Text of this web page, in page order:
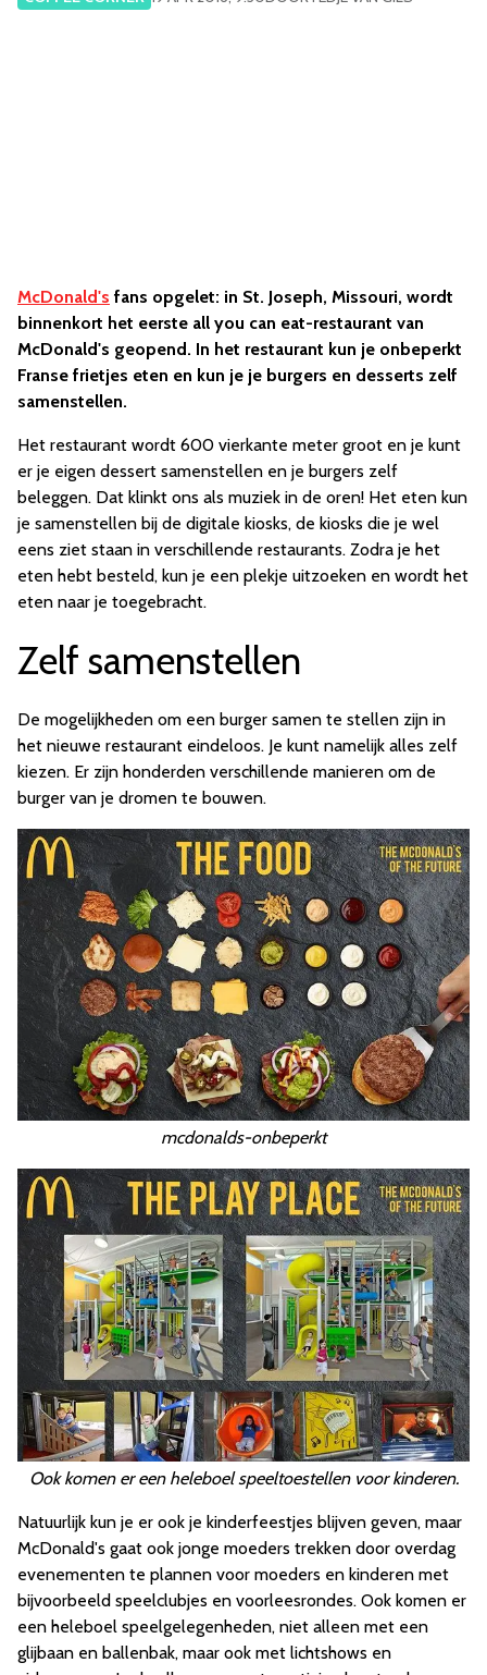
McDonald's fans opgelet: in St. Joseph, Missouri, wordt
binnenkort het eerste all you can eat-restaurant van
McDonald's geopend. In het restaurant kun je onbeperkt
Franse frietjes eten en kun je je burgers en desserts zelf
samenstellen.
Het restaurant wordt 600 vierkante meter groot en je kunt
er je eigen dessert samenstellen en je burgers zelf
beleggen. Dat klinkt ons als muziek in de oren! Het eten kun
je samenstellen bij de digitale kiosks, de kiosks die je wel
eens ziet staan in verschillende restaurants. Zodra je het
eten hebt besteld, kun je een plekje uitzoeken en wordt het
eten naar je toegebracht.
Zelf samenstellen
De mogelijkheden om een burger samen te stellen zijn in
het nieuwe restaurant eindeloos. Je kunt namelijk alles zelf
kiezen. Er zijn honderden verschillende manieren om de
burger van je dromen te bouwen.
mcdonalds-onbeperkt
Ook komen er een heleboel speeltoestellen voor kinderen.
Natuurlijk kun je er ook je kinderfeestjes blijven geven, maar
McDonald's gaat ook jonge moeders trekken door overdag
evenementen te plannen voor moeders en kinderen met
bijvoorbeeld speelclubjes en voorleesrondes. Ook komen er
een heleboel speelgelegenheden, niet alleen met een
glijbaan en ballenbak, maar ook met lichtshows en